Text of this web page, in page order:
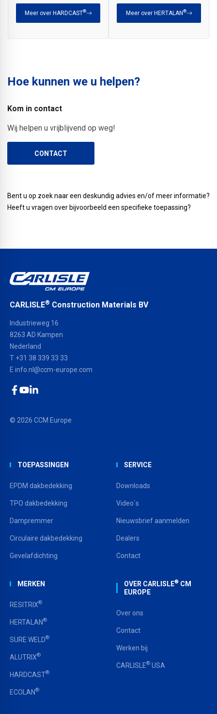
Meer over HARDCAST® Meer over HERTALAN®
Hoe kunnen we u helpen?
Kom in contact
Wij helpen u vrijblijvend op weg!
CONTACT
Bent u op zoek naar een deskundig advies en/of meer informatie?
Heeft u vragen over bijvoorbeeld een specifieke toepassing?
CARLISLE® Construction Materials BV
Industrieweg 16
8263 AD Kampen
Nederland
T +31 38 339 33 33
E info.nl@ccm-europe.com
© 2026 CCM Europe
TOEPASSINGEN
EPDM dakbedekking
TPO dakbedekking
Dampremmer
Circulaire dakbedekking
Gevelafdichting
SERVICE
Downloads
Video`s
Nieuwsbrief aanmelden
Dealers
Contact
MERKEN
RESITRIX®
HERTALAN®
SURE WELD®
ALUTRIX®
HARDCAST®
ECOLAN®
OVER CARLISLE® CM
EUROPE
Over ons
Contact
Werken bij
CARLISLE® USA